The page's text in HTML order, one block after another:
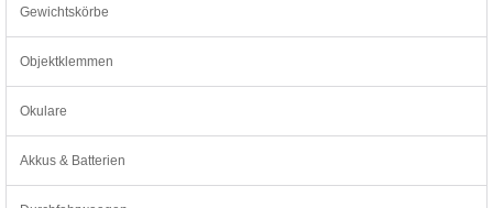
Gewichtskörbe
Objektklemmen
Okulare
Akkus & Batterien